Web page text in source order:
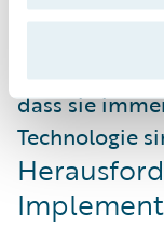
Innovationen
einmalige
Mit SaaS
dass sie
Technologie